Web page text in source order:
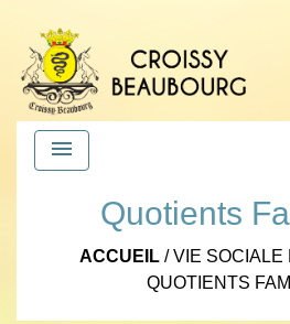
menu
Quotients
ACCUEIL /VIE SOCIALE
QUOTIENTS